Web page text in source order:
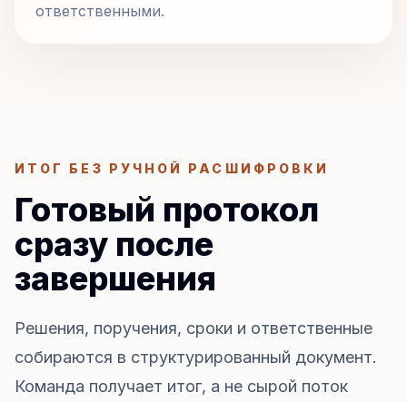
ответственными.
ИТОГ БЕЗ РУЧНОЙ РАСШИФРОВКИ
Готовый протокол
сразу после
завершения
Решения, поручения, сроки и ответственные
собираются в структурированный документ.
Команда получает итог, а не сырой поток